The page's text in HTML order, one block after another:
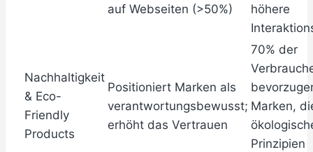
auf Webseiten (>50%)
höhere
Nachhaltigkeit
& Eco-
Friendly
Products
Positioniert Marken als
verantwortungsbewusst;
erhöht das Vertrauen
70% der
Marken,
Prinzipien